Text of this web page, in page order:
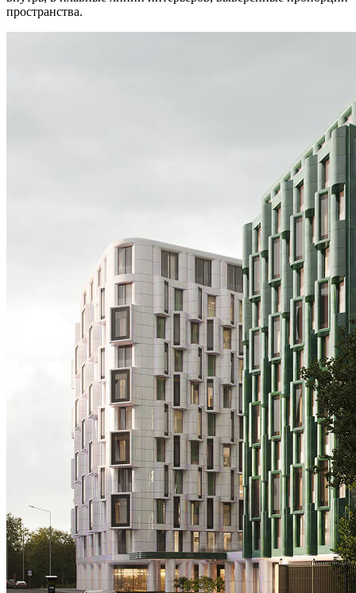
пространства.